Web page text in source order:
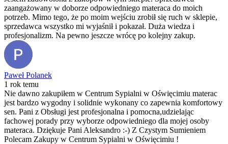
zaangażowany w doborze odpowiedniego materaca do moich
potrzeb. Mimo tego, że po moim wejściu zrobił się ruch w sklepie,
sprzedawca wszystko mi wyjaśnił i pokazał. Duża wiedza i
profesjonalizm. Na pewno jeszcze wrócę po kolejny zakup.
Paweł Polanek
1 rok temu
Nie dawno zakupiłem w Centrum Sypialni w Oświęcimiu materac
jest bardzo wygodny i solidnie wykonany co zapewnia komfortowy
sen. Pani z Obsługi jest profesjonalna i pomocna,udzielając
fachowej porady przy wyborze odpowiedniego dla mojej osoby
materaca. Dziękuje Pani Aleksandro :-) Z Czystym Sumieniem
Polecam Zakupy w Centrum Sypialni w Oświęcimiu !